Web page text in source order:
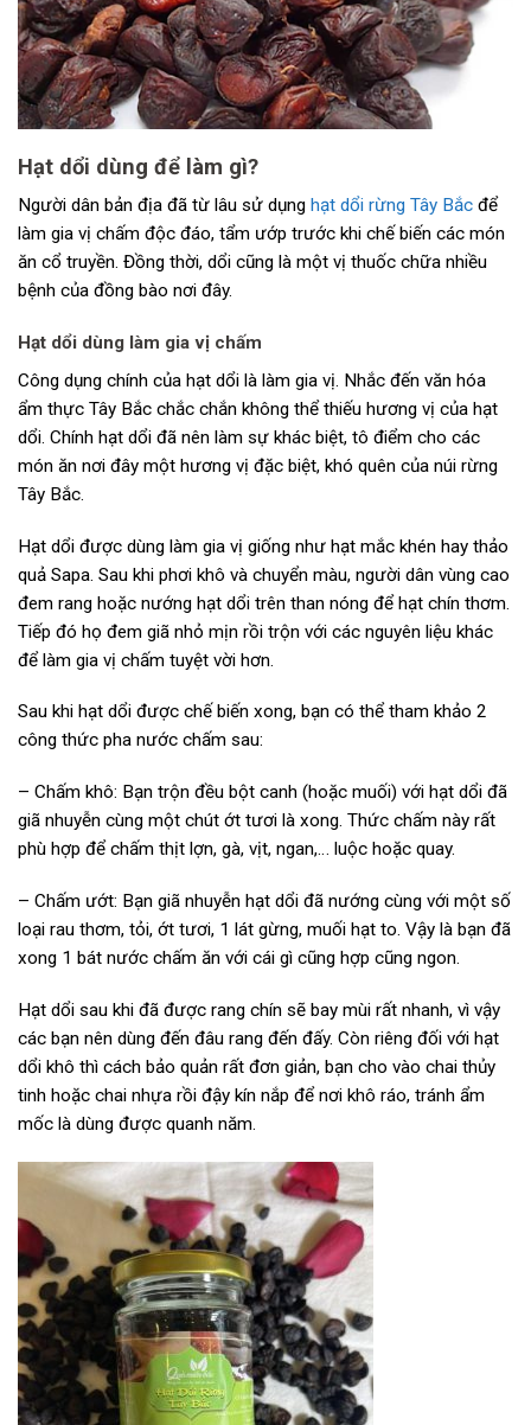
Hạt dổi dùng để làm gì?
Người dân bản địa đã từ lâu sử dụng hạt dổi rừng Tây Bắc để
làm gia vị chấm độc đáo, tẩm ướp trước khi chế biến các món
ăn cổ truyền. Đồng thời, dổi cũng là một vị thuốc chữa nhiều
bệnh của đồng bào nơi đây.
Hạt dổi dùng làm gia vị chấm
Công dụng chính của hạt dổi là làm gia vị. Nhắc đến văn hóa
ẩm thực Tây Bắc chắc chắn không thể thiếu hương vị của hạt
dổi. Chính hạt dổi đã nên làm sự khác biệt, tô điểm cho các
món ăn nơi đây một hương vị đặc biệt, khó quên của núi rừng
Tây Bắc.
Hạt dổi được dùng làm gia vị giống như hạt mắc khén hay thảo
quả Sapa. Sau khi phơi khô và chuyển màu, người dân vùng cao
đem rang hoặc nướng hạt dổi trên than nóng để hạt chín thơm.
Tiếp đó họ đem giã nhỏ mịn rồi trộn với các nguyên liệu khác
để làm gia vị chấm tuyệt vời hơn.
Sau khi hạt dổi được chế biến xong, bạn có thể tham khảo 2
công thức pha nước chấm sau:
– Chấm khô: Bạn trộn đều bột canh (hoặc muối) với hạt dổi đã
giã nhuyễn cùng một chút ớt tươi là xong. Thức chấm này rất
phù hợp để chấm thịt lợn, gà, vịt, ngan,… luộc hoặc quay.
– Chấm ướt: Bạn giã nhuyễn hạt dổi đã nướng cùng với một số
loại rau thơm, tỏi, ớt tươi, 1 lát gừng, muối hạt to. Vậy là bạn đã
xong 1 bát nước chấm ăn với cái gì cũng hợp cũng ngon.
Hạt dổi sau khi đã được rang chín sẽ bay mùi rất nhanh, vì vậy
các bạn nên dùng đến đâu rang đến đấy. Còn riêng đối với hạt
dổi khô thì cách bảo quản rất đơn giản, bạn cho vào chai thủy
tinh hoặc chai nhựa rồi đậy kín nắp để nơi khô ráo, tránh ẩm
mốc là dùng được quanh năm.